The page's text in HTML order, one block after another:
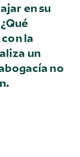
en su
la
un
no